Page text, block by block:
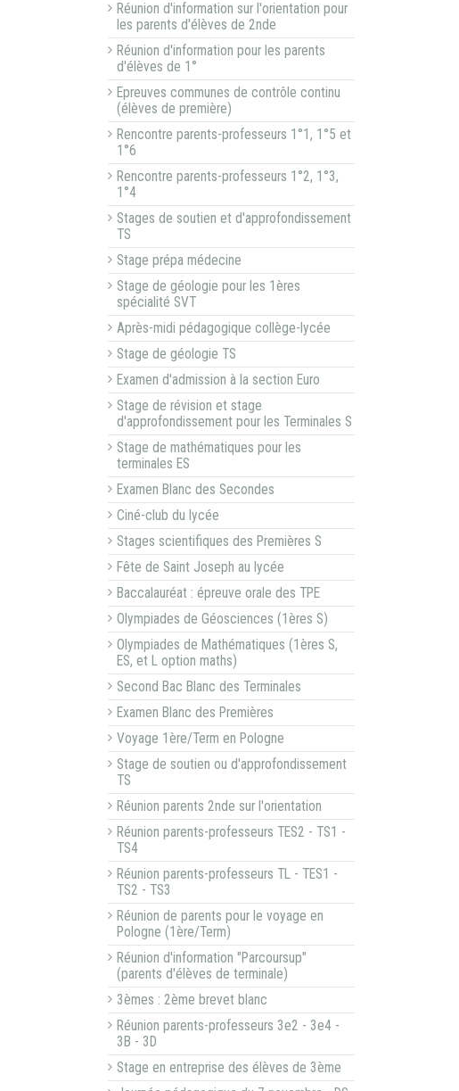
Réunion d'information sur l'orientation pour
les parents d'élèves de 2nde
Réunion d'information pour les parents
d'élèves de 1°
Epreuves communes de contrôle continu
(élèves de première)
Rencontre parents-professeurs 1°1, 1°5 et
1°6
Rencontre parents-professeurs 1°2, 1°3,
1°4
Stages de soutien et d'approfondissement
TS
Stage prépa médecine
Stage de géologie pour les 1ères
spécialité SVT
Après-midi pédagogique collège-lycée
Stage de géologie TS
Examen d'admission à la section Euro
Stage de révision et stage
d'approfondissement pour les Terminales S
Stage de mathématiques pour les
terminales ES
Examen Blanc des Secondes
Ciné-club du lycée
Stages scientifiques des Premières S
Fête de Saint Joseph au lycée
Baccalauréat : épreuve orale des TPE
Olympiades de Géosciences (1ères S)
Olympiades de Mathématiques (1ères S,
ES, et L option maths)
Second Bac Blanc des Terminales
Examen Blanc des Premières
Voyage 1ère/Term en Pologne
Stage de soutien ou d'approfondissement
TS
Réunion parents 2nde sur l'orientation
Réunion parents-professeurs TES2 - TS1 -
TS4
Réunion parents-professeurs TL - TES1 -
TS2 - TS3
Réunion de parents pour le voyage en
Pologne (1ère/Term)
Réunion d'information "Parcoursup"
(parents d'élèves de terminale)
3èmes : 2ème brevet blanc
Réunion parents-professeurs 3e2 - 3e4 -
3B - 3D
Stage en entreprise des élèves de 3ème